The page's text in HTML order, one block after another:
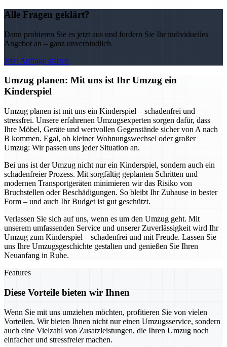
Alle Fragen geklärt?
Dann probieren Sie es jetzt aus und fordern Sie Ihr individuelles
Angebot an – ganz unverbindlich.
Jetzt Anfrage starten
Umzug planen: Mit uns ist Ihr Umzug ein
Kinderspiel
Umzug planen ist mit uns ein Kinderspiel – schadenfrei und
stressfrei. Unsere erfahrenen Umzugsexperten sorgen dafür, dass
Ihre Möbel, Geräte und wertvollen Gegenstände sicher von A nach
B kommen. Egal, ob kleiner Wohnungswechsel oder großer
Umzug: Wir passen uns jeder Situation an.
Bei uns ist der Umzug nicht nur ein Kinderspiel, sondern auch ein
schadenfreier Prozess. Mit sorgfältig geplanten Schritten und
modernen Transportgeräten minimieren wir das Risiko von
Bruchstellen oder Beschädigungen. So bleibt Ihr Zuhause in bester
Form – und auch Ihr Budget ist gut geschützt.
Verlassen Sie sich auf uns, wenn es um den Umzug geht. Mit
unserem umfassenden Service und unserer Zuverlässigkeit wird Ihr
Umzug zum Kinderspiel – schadenfrei und mit Freude. Lassen Sie
uns Ihre Umzugsgeschichte gestalten und genießen Sie Ihren
Neuanfang in Ruhe.
Features
Diese Vorteile bieten wir Ihnen
Wenn Sie mit uns umziehen möchten, profitieren Sie von vielen
Vorteilen. Wir bieten Ihnen nicht nur einen Umzugsservice, sondern
auch eine Vielzahl von Zusatzleistungen, die Ihren Umzug noch
einfacher und stressfreier machen.